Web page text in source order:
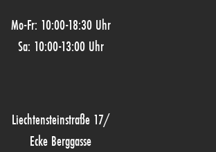
Mo-Fr: 10:00-18:30 Uhr
Sa: 10:00-13:00 Uhr
Liechtensteinstraße 17/
Ecke Berggasse